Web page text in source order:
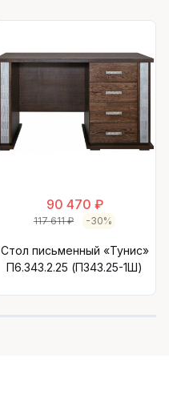
90 470 ₽
117 611 ₽ -30%
Стол письменный «Тунис»
П6.343.2.25 (П343.25-1Ш)